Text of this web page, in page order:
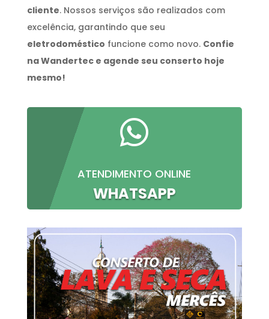
cliente. Nossos serviços são realizados com
excelência, garantindo que seu
eletrodoméstico funcione como novo. Confie
na Wandertec e agende seu conserto hoje
mesmo!

ATENDIMENTO ONLINE
WHATSAPP